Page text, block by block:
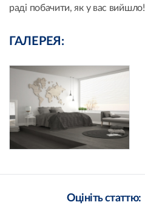
раді побачити, як у вас вийшло!
ГАЛЕРЕЯ:
Оцініть статтю: